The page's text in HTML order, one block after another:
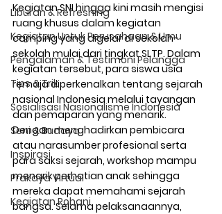
Liburan & Refreshing
Kegiatan Untuk Perusahaan & Umu
Pengalaman & Testimoni Pelangga
Tips & Trik
Sosialisasi Nasionalisme Indonesia
Seni & Budaya
Inspirasi
Prakaya Virtual
Kegiatan Rohani
Kegiatan SNI hingga kini masih mengisi
ruang khusus dalam kegiatan
camping yang digelar di sekolah-
sekolah mulai dari tingkat SLTP. Dalam
kegiatan tersebut, para siswa usia
remaja diperkenalkan tentang sejarah
nasional Indonesia melalui tayangan
dan pemaparan yang menarik.
Dengan menghadirkan pembicara
atau narasumber profesional serta
para saksi sejarah, workshop mampu
menarik perhatian anak sehingga
mereka dapat memahami sejarah
bangsa. Selama pelaksanaannya,